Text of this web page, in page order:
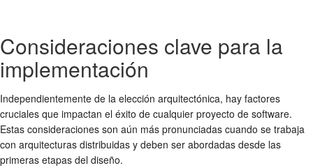
Consideraciones clave para la
implementación
Independientemente de la elección arquitectónica, hay factores
cruciales que impactan el éxito de cualquier proyecto de software.
Estas consideraciones son aún más pronunciadas cuando se trabaja
con arquitecturas distribuidas y deben ser abordadas desde las
primeras etapas del diseño.